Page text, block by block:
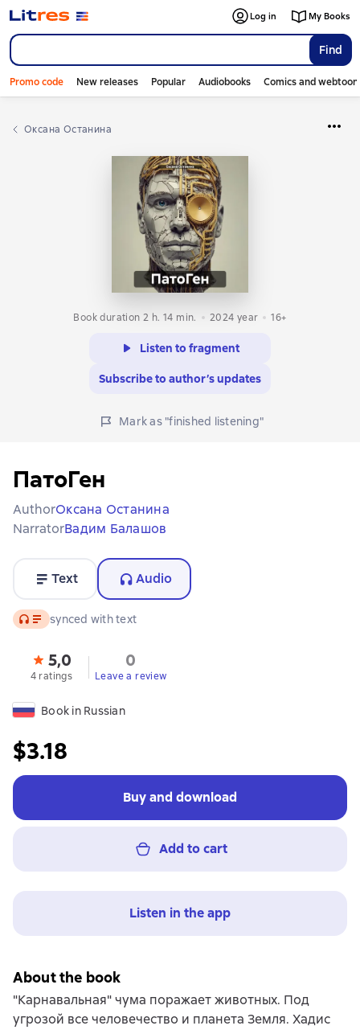
Find
Log in My Books
Promo code New releases Popular Audiobooks Comics and
Оксана Останина
Book duration 2 h. 14 min. 2024 year 16+
Listen to fragment
Subscribe to author’s updates
Mark as "finished listening"
ПатоГен
AuthorОксана Останина
NarratorВадим Балашов
Text Audio
Audio synced with text
5,0
4 ratings
0
Leave a review
Book in Russian
$3.18
Buy and download
Add to cart
Listen in the app
About the book
"Карнавальная" чума поражает животных. Под
угрозой все человечество и планета Земля. Хадис